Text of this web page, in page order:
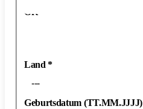
Ort
Land*
---
Geburtsdatum (TT.MM.JJJJ)